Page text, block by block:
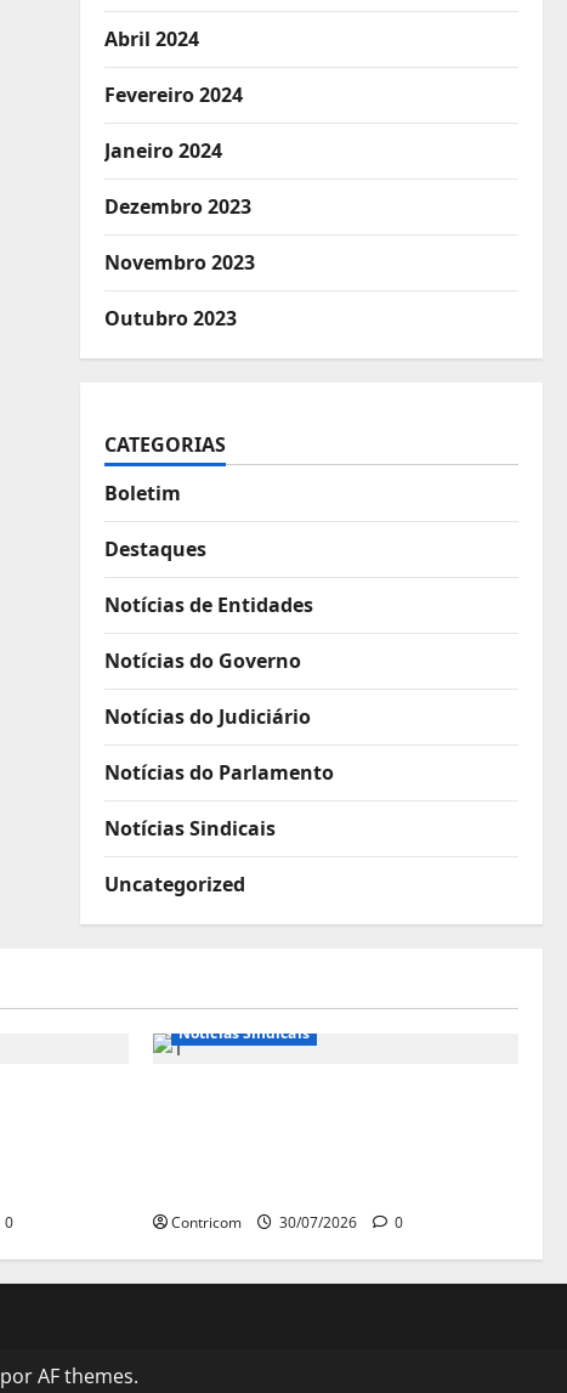
Abril 2024
Fevereiro 2024
Janeiro 2024
Dezembro 2023
Novembro 2023
Outubro 2023
CATEGORIAS
Boletim
Destaques
Notícias de Entidades
Notícias do Governo
Notícias do Judiciário
Notícias do Parlamento
Notícias Sindicais
Uncategorized
0
Notícias Sindicais
Contricom 30/07/2026 0
por AF themes.